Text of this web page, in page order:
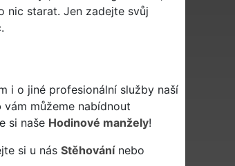
nic starat. Jen zadejte svůj
i o jiné profesionální služby naší
vám můžeme nabídnout
si naše Hodinové manžely!
si u nás Stěhovánínebo